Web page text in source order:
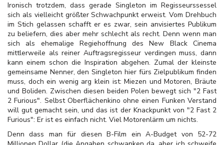
Ironisch trotzdem, dass gerade Singleton im Regisseurssessel
sich als vielleicht größter Schwachpunkt erweist. Vom Drehbuch
im Stich gelassen schafft er es zwar, sein anvisiertes Publikum
zu beliefern, dies aber mehr schlecht als recht. Denn wenn man
sich als ehemalige Regiehoffnung des New Black Cinema
mittlerweile als reiner Auftragsregisseur verdingen muss, dann
kann einem schon die Inspiration abgehen. Zumal der kleinste
gemeinsame Nenner, den Singleton hier fürs Zielpublikum finden
muss, doch ein wenig arg klein ist: Miezen und Motoren, Bräute
und Boliden. Zwischen diesen beiden Polen bewegt sich "2 Fast
2 Furious". Selbst Oberflächenkino ohne einen Funken Verstand
will gut gemacht sein, und das ist der Knackpunkt von "2 Fast 2
Furious": Er ist es einfach nicht. Viel Motorenlärm um nichts.
Denn dass man für diesen B-Film ein A-Budget von 52-72